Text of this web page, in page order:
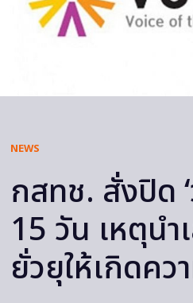
NEWS
กสทช. สั่งปิด
15 วัน เหตุนำ
ยั่วยุให้เกิดค